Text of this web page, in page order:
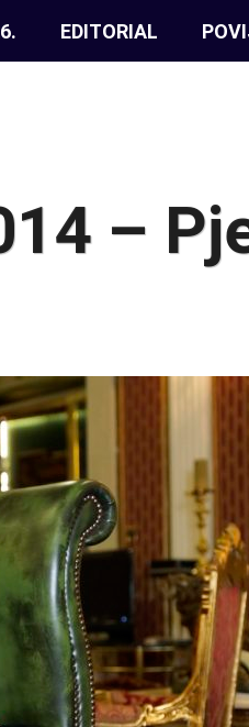
EDITORIAL
–